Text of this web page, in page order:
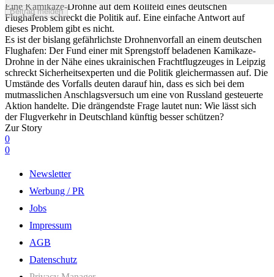
Beitrag melden
Eine Kamikaze-Drohne auf dem Rollfeld eines deutschen
Flughafens schreckt die Politik auf. Eine einfache Antwort auf
dieses Problem gibt es nicht.
Es ist der bislang gefährlichste Drohnenvorfall an einem deutschen
Flughafen: Der Fund einer mit Sprengstoff beladenen Kamikaze-
Drohne in der Nähe eines ukrainischen Frachtflugzeuges in Leipzig
schreckt Sicherheitsexperten und die Politik gleichermassen auf. Die
Umstände des Vorfalls deuten darauf hin, dass es sich bei dem
mutmasslichen Anschlagsversuch um eine von Russland gesteuerte
Aktion handelte. Die drängendste Frage lautet nun: Wie lässt sich
der Flugverkehr in Deutschland künftig besser schützen?
Zur Story
0
0
Newsletter
Werbung / PR
Jobs
Impressum
AGB
Datenschutz